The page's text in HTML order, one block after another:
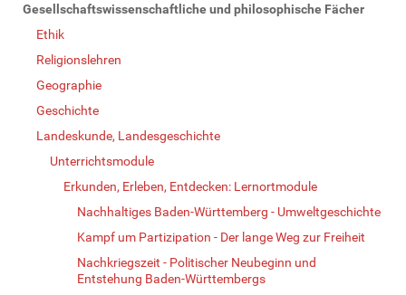
Gesellschaftswissenschaftliche und philosophische Fächer
Ethik
Religionslehren
Geographie
Geschichte
Landeskunde, Landesgeschichte
Unterrichtsmodule
Erkunden, Erleben, Entdecken: Lernortmodule
Nachhaltiges Baden-Württemberg - Umweltgeschichte
Kampf um Partizipation - Der lange Weg zur Freiheit
Nachkriegszeit - Politischer Neubeginn und
Entstehung Baden-Württembergs